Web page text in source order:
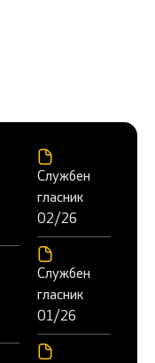
Службен
гласник
02/26
Службен
гласник
01/26